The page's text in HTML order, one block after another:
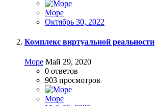
Море
Октябрь 30, 2022
Комплекс виртуальной реальности
Море Май 29, 2020
0 ответов
903 просмотров
Море